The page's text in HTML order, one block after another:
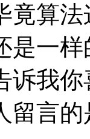
竟算
是一
诉我
留言